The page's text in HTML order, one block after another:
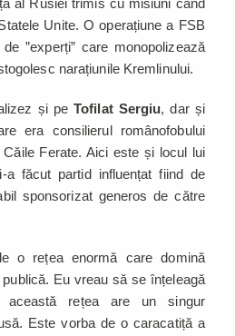
al Rusiei trimis cu misiuni când
Unite. O operațiune a FSB
”experți” care monopolizează
narațiunile Kremlinului.
și pe Tofilat Sergiu, dar și
era consilierul românofobului
Ferate. Aici este și locul lui
a făcut partid influențat fiind de
sponsorizat generos de către
o rețea enormă care domină
Eu vreau să se înțeleagă
rețea are un singur
Este vorba de o caracatiță a